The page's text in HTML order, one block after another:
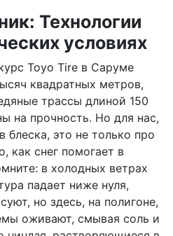
Технологии
условиях
Toyo Tire в Саруме
квадратных метров,
трассы длиной 150
на прочность. Но для нас,
блеска, это не только про
как снег помогает в
в холодных ветрах
падает ниже нуля,
но здесь, на полигоне,
оживают, смывая соль и